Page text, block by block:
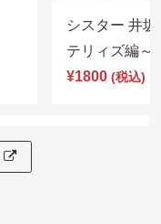
シスター 井
テリィズ編
¥1800 (税込)